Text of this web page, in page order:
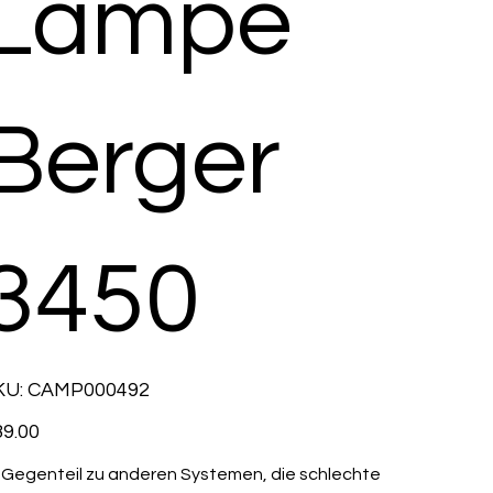
SKU
CAMP000492
CAMP000492
Gegenteil zu anderen Systemen, die schlechte